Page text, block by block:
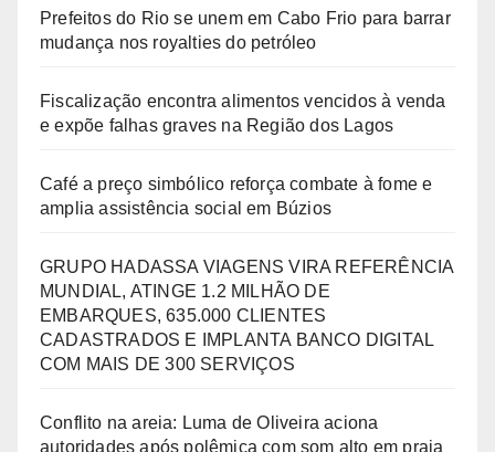
Prefeitos do Rio se unem em Cabo Frio para barrar
mudança nos royalties do petróleo
Fiscalização encontra alimentos vencidos à venda
e expõe falhas graves na Região dos Lagos
Café a preço simbólico reforça combate à fome e
amplia assistência social em Búzios
GRUPO HADASSA VIAGENS VIRA REFERÊNCIA
MUNDIAL, ATINGE 1.2 MILHÃO DE
EMBARQUES, 635.000 CLIENTES
CADASTRADOS E IMPLANTA BANCO DIGITAL
COM MAIS DE 300 SERVIÇOS
Conflito na areia: Luma de Oliveira aciona
autoridades após polêmica com som alto em praia